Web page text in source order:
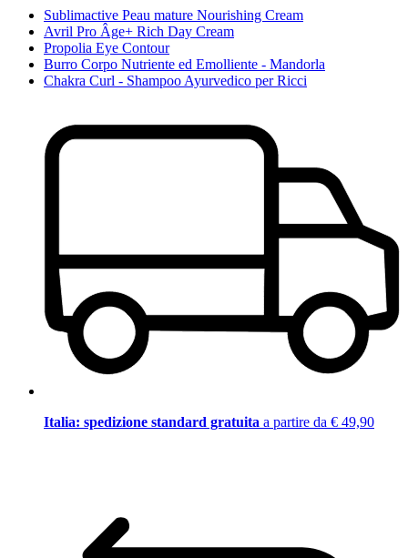
Sublimactive Peau mature Nourishing Cream
Avril Pro Âge+ Rich Day Cream
Propolia Eye Contour
Burro Corpo Nutriente ed Emolliente - Mandorla
Chakra Curl - Shampoo Ayurvedico per Ricci
Italia: spedizione standard gratuita a partire da € 49,90